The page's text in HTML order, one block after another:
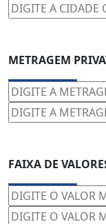
METRAGEM
FAIXA DE